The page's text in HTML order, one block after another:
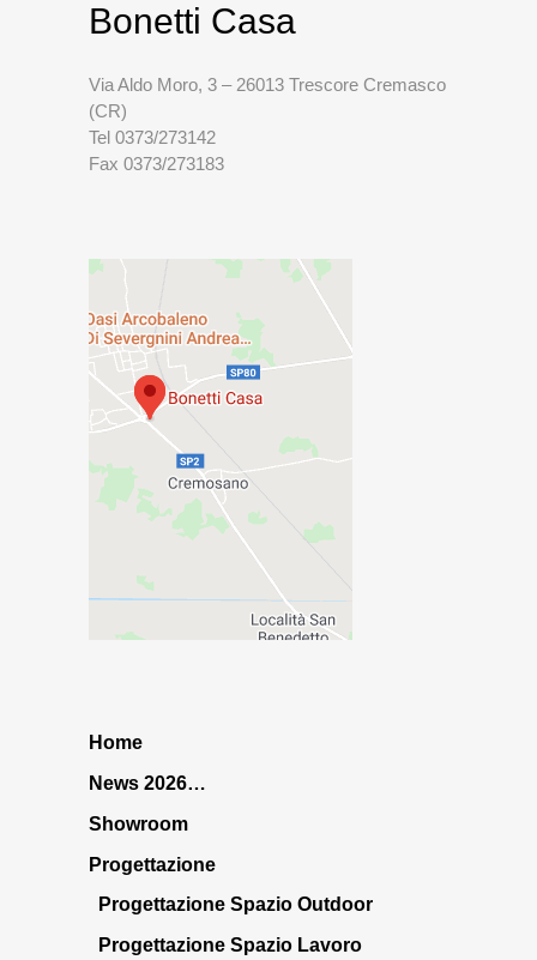
Bonetti Casa
Via Aldo Moro, 3 – 26013 Trescore Cremasco
(CR)
Tel 0373/273142
Fax 0373/273183
Home
News 2026…
Showroom
Progettazione
Progettazione Spazio Outdoor
Progettazione Spazio Lavoro